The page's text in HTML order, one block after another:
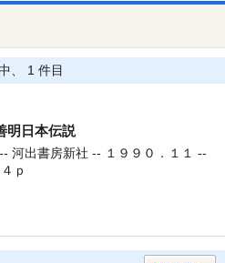
、 1 件目
明日本伝説
河出書房新社 -- １９９０．１１ --
ｐ